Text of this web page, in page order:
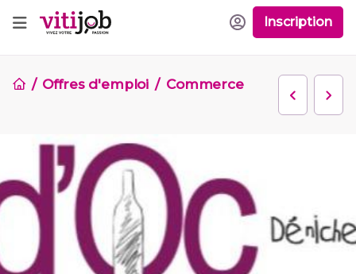
Inscription
Offres d'emploi Commerce